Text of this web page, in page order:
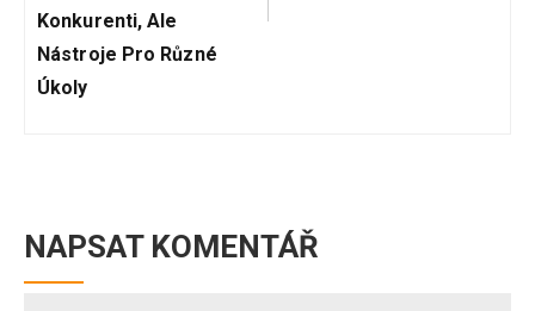
Konkurenti, Ale
Nástroje Pro Různé
Úkoly
NAPSAT KOMENTÁŘ